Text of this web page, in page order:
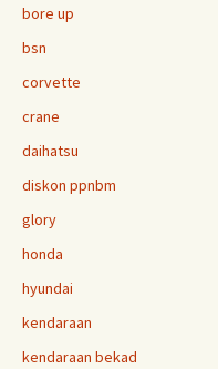
bore up
bsn
corvette
crane
daihatsu
diskon ppnbm
glory
honda
hyundai
kendaraan
kendaraan bekad